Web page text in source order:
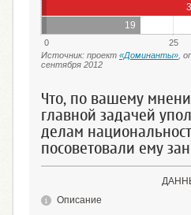
19
0 25
Источник: проект «Доминанты» ,
сентября 2012
Что, по вашему
главной задачей
делам
посоветовали ему
Описание